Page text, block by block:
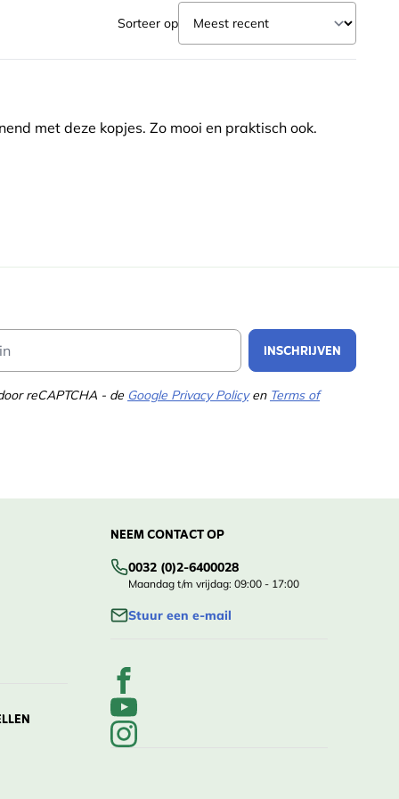
Sorteer op
met deze kopjes. Zo mooi en praktisch ook.
INSCHRIJVEN
reCAPTCHA - de Google Privacy Policyen Terms of
NEEM CONTACT OP
0032 (0)2-6400028
Maandag t/m vrijdag: 09:00 - 17:00
Stuur een e-mail